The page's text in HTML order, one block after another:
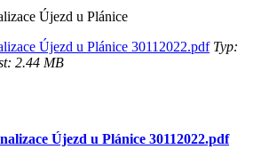
Újezd u Plánice
Újezd u Plánice 30112022.pdfTyp:
2.44 MB
Újezd u Plánice 30112022.pdf